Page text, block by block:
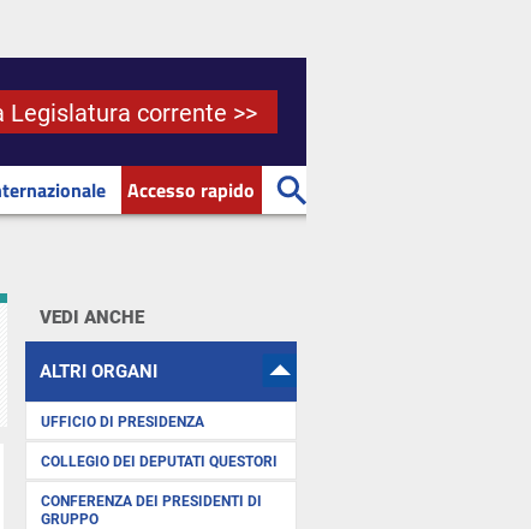
Legislatura corrente >>
Accesso rapido
VEDI ANCHE
ALTRI ORGANI
UFFICIO DI PRESIDENZA
COLLEGIO DEI DEPUTATI QUESTORI
CONFERENZA DEI PRESIDENTI DI
GRUPPO